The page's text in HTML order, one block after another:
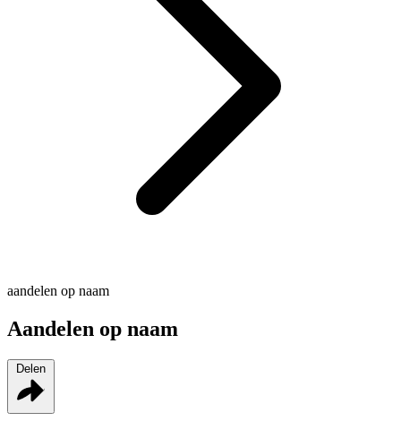
aandelen op naam
Aandelen op naam